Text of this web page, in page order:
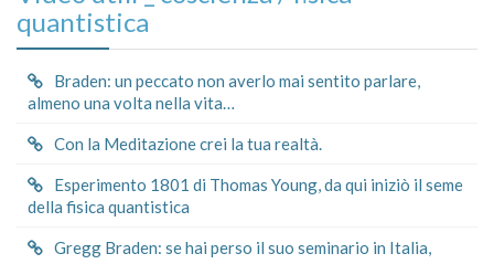
quantistica
Braden: un peccato non averlo mai sentito parlare,
almeno una volta nella vita…
Con la Meditazione crei la tua realtà.
Esperimento 1801 di Thomas Young, da qui iniziò il seme
della fisica quantistica
Gregg Braden: se hai perso il suo seminario in Italia,